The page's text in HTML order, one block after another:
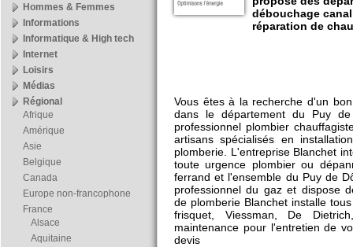
débouchage
réparation de
Vous êtes à la recherche d'un
dans le département du Puy
professionnel plombier
artisans spécialisés en
plomberie. L'entreprise Blanchet
toute urgence plombier ou
ferrand et l'ensemble du Puy de
professionnel du gaz et dispose
de plomberie Blanchet installe
frisquet, Viessman, De
maintenance pour l'entretien de
devis
Hommes & Femmes
Informations
Informatique & High tech
Internet
Loisirs
Médias
Régional
Afrique
Amérique
Asie
Belgique
Canada
Europe non-francophone
France
Alsace
Aquitaine